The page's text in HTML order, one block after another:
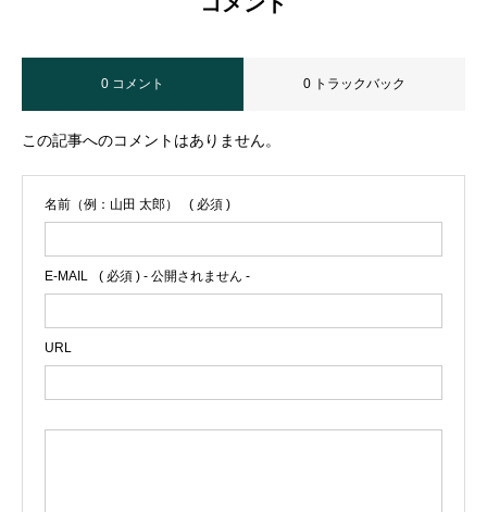
0 コメント 0 トラックバック
この記事へのコメントはありません。
名前（例：山田 太郎） ( 必須 )
E-MAIL ( 必須 ) - 公開されません -
URL